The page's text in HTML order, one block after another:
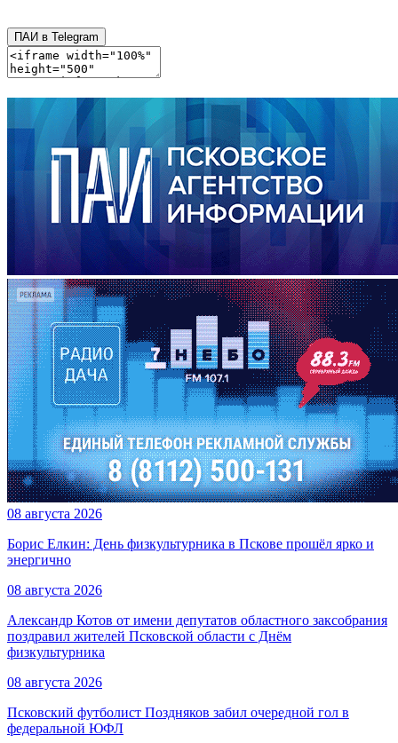
ПАИ в Telegram
08 августа 2026
Борис Елкин: День физкультурника в Пскове прошёл ярко и
энергично
08 августа 2026
Александр Котов от имени депутатов областного заксобрания
поздравил жителей Псковской области с Днём
физкультурника
08 августа 2026
Псковский футболист Поздняков забил очередной гол в
федеральной ЮФЛ